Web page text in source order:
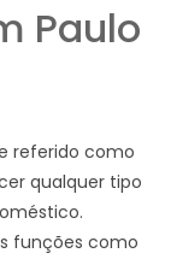
Paulo
referido como
qualquer tipo
funções como